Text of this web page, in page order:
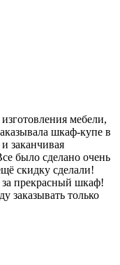
мебели,
шкаф-купе в
заканчивая
было сделано очень
скидку сделали!
за прекрасный шкаф!
заказывать только